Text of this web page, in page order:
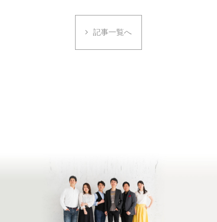
記事一覧へ